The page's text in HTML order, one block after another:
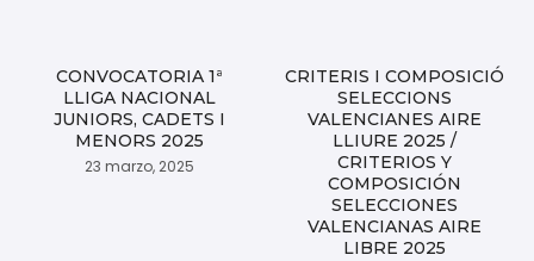
CONVOCATORIA 1ª
LLIGA NACIONAL
JUNIORS, CADETS I
MENORS 2025
23 marzo, 2025
CRITERIS I COMPOSICIÓ
SELECCIONS
VALENCIANES AIRE
LLIURE 2025 /
CRITERIOS Y
COMPOSICIÓN
SELECCIONES
VALENCIANAS AIRE
LIBRE 2025